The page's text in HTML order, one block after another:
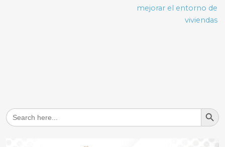
mejorar el entorno de
viviendas
Search
for:
Search